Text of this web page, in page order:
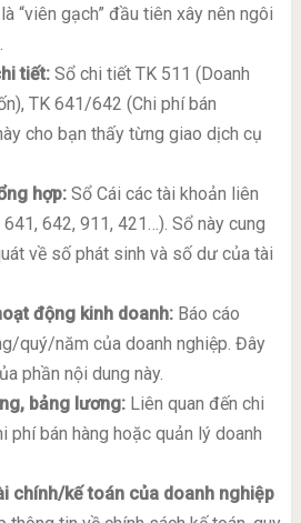
“viên gạch” đầu tiên xây nên ngôi
tiết:Sổ chi tiết TK 511 (Doanh
TK 641/642 (Chi phí bán
cho bạn thấy từng giao dịch cụ
hợp:Sổ Cái các tài khoản liên
642, 911, 421…). Sổ này cung
về số phát sinh và số dư của tài
động kinh doanh:Báo cáo
quý/năm của doanh nghiệp. Đây
phần nội dung này.
bảng lương:Liên quan đến chi
phí bán hàng hoặc quản lý doanh
chính/kế toán của doanh nghiệp